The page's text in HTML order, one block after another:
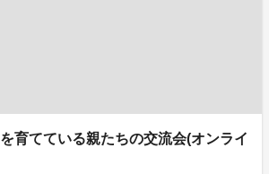
育てている親たちの交流会(オンライ